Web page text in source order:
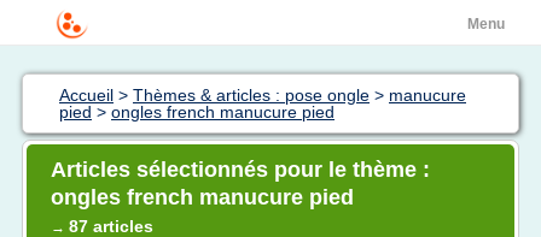
Menu
Accueil > Thèmes & articles : pose ongle > manucure
pied > ongles french manucure pied
Articles sélectionnés pour le thème :
ongles french manucure pied
→ 87 articles